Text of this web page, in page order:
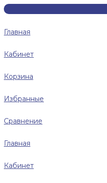
Главная
Кабинет
Корзина
Избранные
Сравнение
Главная
Кабинет